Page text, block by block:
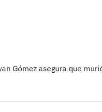
Gómez asegura que